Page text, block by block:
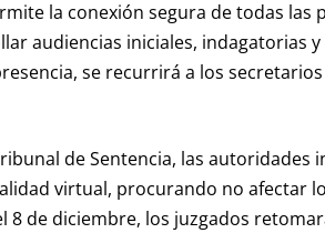
la conexión segura de todas las
audiencias iniciales, indagatorias
se recurrirá a los
de Sentencia, las
virtual, procurando no afectar
de diciembre, los juzgados